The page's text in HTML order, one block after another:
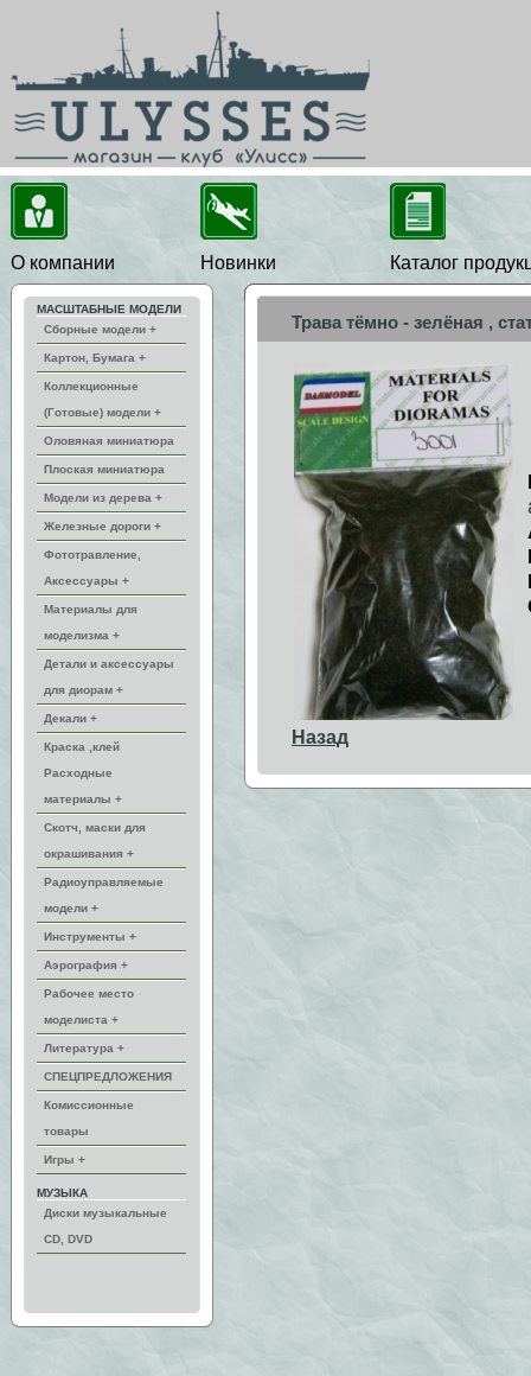
О компании Новинки Каталог
МАСШТАБНЫЕ МОДЕЛИ
Сборные модели +
Картон, Бумага +
Коллекционные
(Готовые) модели +
Оловяная миниатюра
Плоская миниатюра
Модели из дерева +
Железные дороги +
Фототравление,
Аксессуары +
Материалы для
моделизма +
Детали и аксессуары
для диорам +
Декали +
Краска ,клей
Расходные
материалы +
Скотч, маски для
окрашивания +
Радиоуправляемые
модели +
Инструменты +
Аэрография +
Рабочее место
моделиста +
Литература +
СПЕЦПРЕДЛОЖЕНИЯ
Комиссионные
товары
Игры +
МУЗЫКА
Диски музыкальные
CD, DVD
Трава тёмно - зелёная ,
Назад